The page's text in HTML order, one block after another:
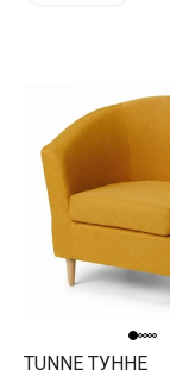
TUNNE ТУННЕ